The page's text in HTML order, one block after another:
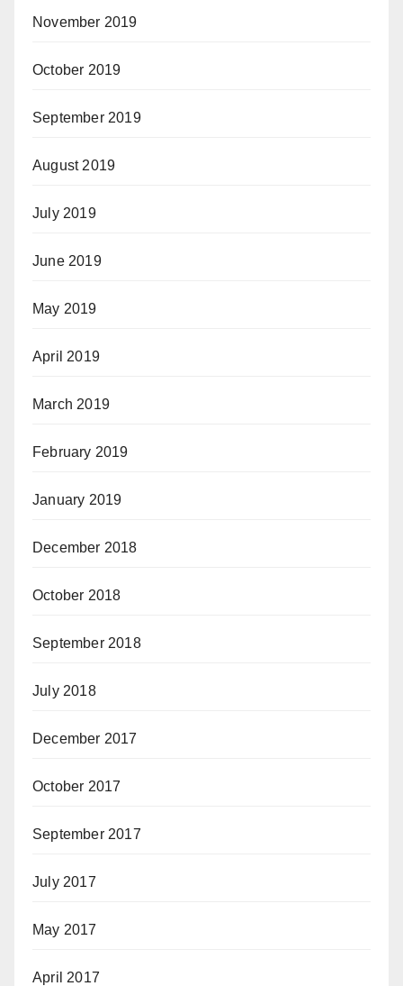
November 2019
October 2019
September 2019
August 2019
July 2019
June 2019
May 2019
April 2019
March 2019
February 2019
January 2019
December 2018
October 2018
September 2018
July 2018
December 2017
October 2017
September 2017
July 2017
May 2017
April 2017